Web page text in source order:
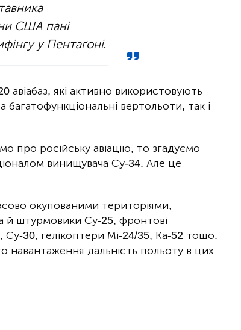
США пані
у Пентаґоні.
авіабаз, які активно використовують
вертольоти, так і
про російську авіацію, то згадуємо
винищувача Су-34. Але це
окупованими територіями,
й штурмовики Су-25, фронтові
30, гелікоптери Мі-24/35, Ка-52 тощо.
навантаження дальність польоту в цих